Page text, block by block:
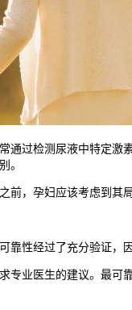
过检测尿液中特定激
。
，孕妇应该考虑到其
性经过了充分验证，因
业医生的建议。最可